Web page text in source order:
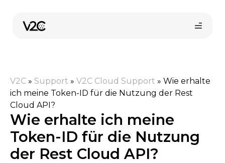
springen
Online-Shop
V2C » Support » V2C Cloud Support » Wie erhalte
ich meine Token-ID für die Nutzung der Rest
Cloud API?
Wie erhalte ich meine
Token-ID für die Nutzung
der Rest Cloud API?